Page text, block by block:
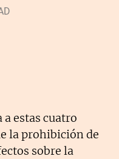
estas cuatro
la prohibición de
sobre la